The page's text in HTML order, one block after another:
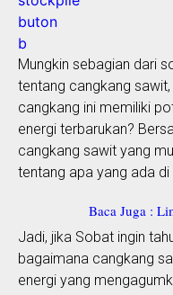
Mungkin sebagian dari
tentang cangkang
cangkang ini memiliki
energi terbarukan?
cangkang sawit yang
tentang apa yang ada di
Baca Juga :
Jadi, jika Sobat ingin
bagaimana cangkang
energi yang